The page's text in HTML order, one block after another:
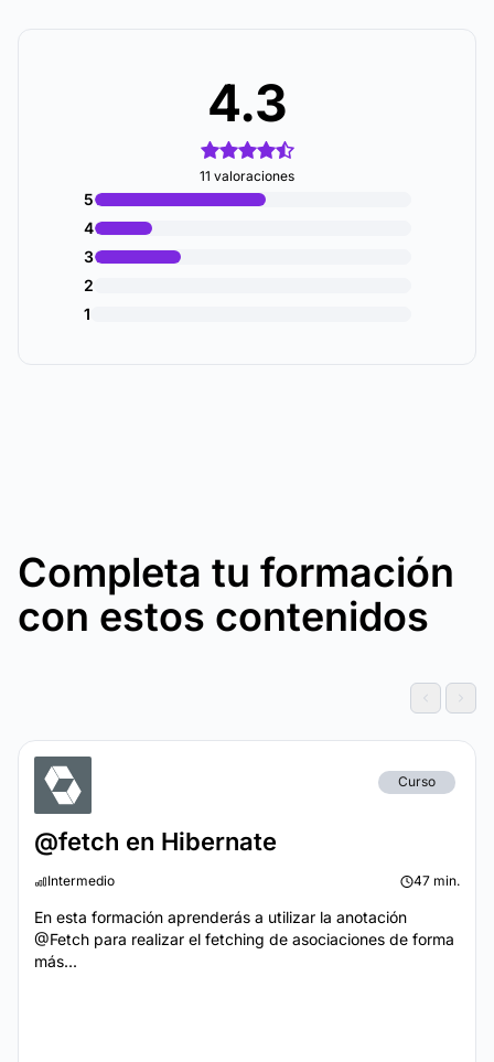
4.3
11 valoraciones
5
4
3
2
1
Completa tu formación
con estos contenidos
Curso
@fetch en Hibernate
Intermedio 47 min.
En esta formación aprenderás a utilizar la anotación
@Fetch para realizar el fetching de asociaciones de forma
más...